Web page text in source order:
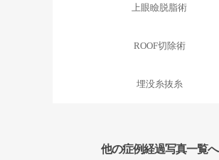
上眼瞼脱脂術
ROOF切除術
埋没糸抜糸
他の症例経過写真一覧へ